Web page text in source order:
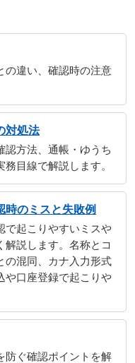
の違い、確認時の注意
対処法
認方法、通帳・ゆうち
目線で解説します。
時のミスと失敗例
で起こりやすいミスや
解説します。名称とコ
の混同、カナ入力形式
や口座登録で起こりや
防ぐ確認ポイントを解